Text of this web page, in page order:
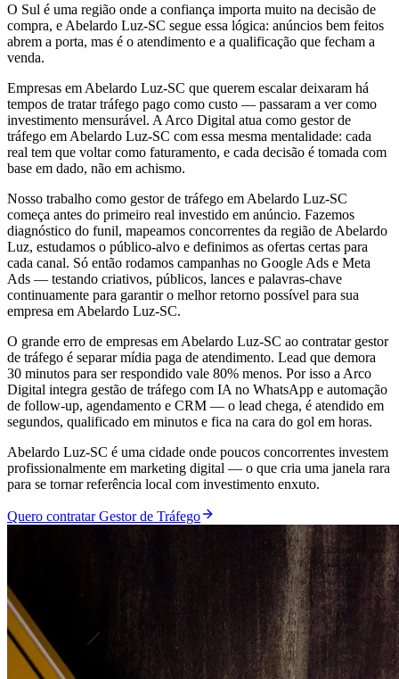
O Sul é uma região onde a confiança importa muito na decisão de
compra, e Abelardo Luz-SC segue essa lógica: anúncios bem feitos
abrem a porta, mas é o atendimento e a qualificação que fecham a
venda.
Empresas em Abelardo Luz-SC que querem escalar deixaram há
tempos de tratar tráfego pago como custo — passaram a ver como
investimento mensurável. A Arco Digital atua como gestor de
tráfego em Abelardo Luz-SC com essa mesma mentalidade: cada
real tem que voltar como faturamento, e cada decisão é tomada com
base em dado, não em achismo.
Nosso trabalho como gestor de tráfego em Abelardo Luz-SC
começa antes do primeiro real investido em anúncio. Fazemos
diagnóstico do funil, mapeamos concorrentes da região de Abelardo
Luz, estudamos o público-alvo e definimos as ofertas certas para
cada canal. Só então rodamos campanhas no Google Ads e Meta
Ads — testando criativos, públicos, lances e palavras-chave
continuamente para garantir o melhor retorno possível para sua
empresa em Abelardo Luz-SC.
O grande erro de empresas em Abelardo Luz-SC ao contratar gestor
de tráfego é separar mídia paga de atendimento. Lead que demora
30 minutos para ser respondido vale 80% menos. Por isso a Arco
Digital integra gestão de tráfego com IA no WhatsApp e automação
de follow-up, agendamento e CRM — o lead chega, é atendido em
segundos, qualificado em minutos e fica na cara do gol em horas.
Abelardo Luz-SC é uma cidade onde poucos concorrentes investem
profissionalmente em marketing digital — o que cria uma janela rara
para se tornar referência local com investimento enxuto.
Quero contratar Gestor de Tráfego